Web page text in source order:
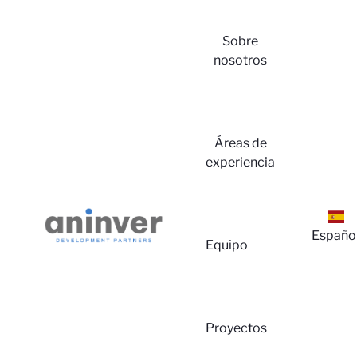
Sobre
nosotros
Áreas de
experiencia
Equipo
Proyectos